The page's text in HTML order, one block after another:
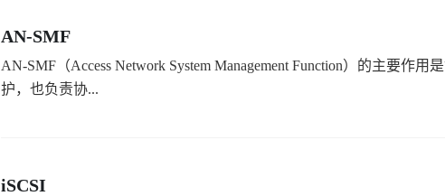
AN-SMF
AN-SMF（Access Network System Management Function）的主要作
护，也负责协...
iSCSI